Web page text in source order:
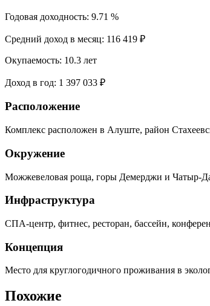
Годовая доходность: 9.71 %
Средний доход в месяц: 116 419 ₽
Окупаемость: 10.3 лет
Доход в год: 1 397 033 ₽
Расположение
Комплекс расположен в Алуште, район
Окружение
Можжевеловая роща, горы Демерджи и Чатыр-
Инфраструктура
СПА-центр, фитнес, ресторан, бассейн,
Концепция
Место для круглогодичного проживания в
Похожие